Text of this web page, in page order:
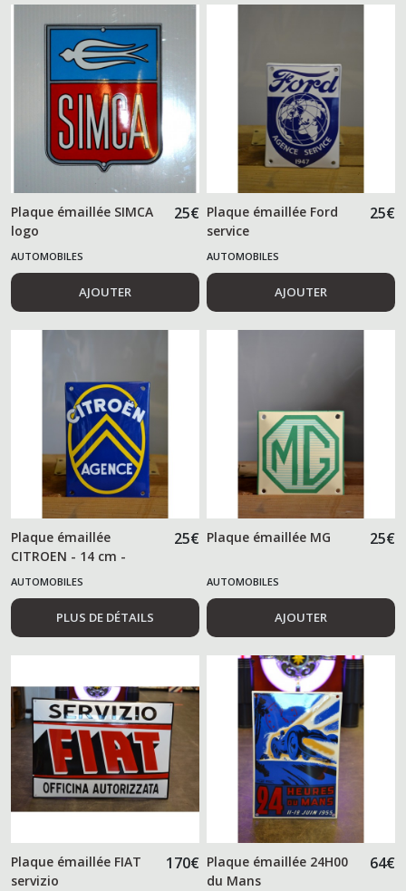
Plaque émaillée SIMCA
logo
25€
AUTOMOBILES
AJOUTER
Plaque émaillée Ford
service
25€
AUTOMOBILES
AJOUTER
Plaque émaillée
CITROEN - 14 cm -
25€
AUTOMOBILES
PLUS DE DÉTAILS
Plaque émaillée MG 25€
AUTOMOBILES
AJOUTER
Plaque émaillée FIAT
servizio
170€ Plaque émaillée 24H00
du Mans
64€